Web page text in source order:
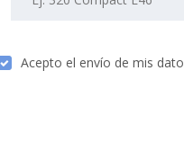
Acepto el envío de mis